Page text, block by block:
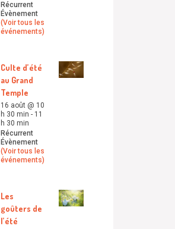
Récurrent
Évènement
(Voir tous les
événements)
Culte d’été
au Grand
Temple
16 août @ 10
h 30 min - 11
h 30 min
Récurrent
Évènement
(Voir tous les
événements)
Les
goûters de
l’été